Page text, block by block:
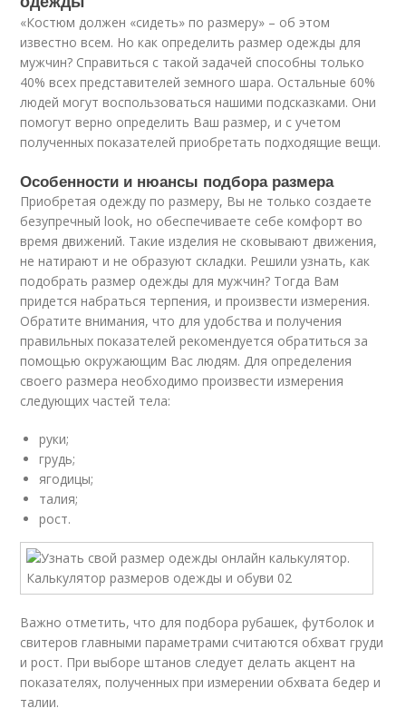
«Костюм должен «сидеть» по размеру» – об этом
известно всем. Но как определить размер одежды для
мужчин? Справиться с такой задачей способны только
40% всех представителей земного шара. Остальные 60%
людей могут воспользоваться нашими подсказками. Они
помогут верно определить Ваш размер, и с учетом
полученных показателей приобретать подходящие вещи.
Особенности и нюансы подбора размера
Приобретая одежду по размеру, Вы не только создаете
безупречный look, но обеспечиваете себе комфорт во
время движений. Такие изделия не сковывают движения,
не натирают и не образуют складки. Решили узнать, как
подобрать размер одежды для мужчин? Тогда Вам
придется набраться терпения, и произвести измерения.
Обратите внимания, что для удобства и получения
правильных показателей рекомендуется обратиться за
помощью окружающим Вас людям. Для определения
своего размера необходимо произвести измерения
следующих частей тела:
руки;
грудь;
ягодицы;
талия;
рост.
Важно отметить, что для подбора рубашек, футболок и
свитеров главными параметрами считаются обхват груди
и рост. При выборе штанов следует делать акцент на
показателях, полученных при измерении обхвата бедер и
талии.